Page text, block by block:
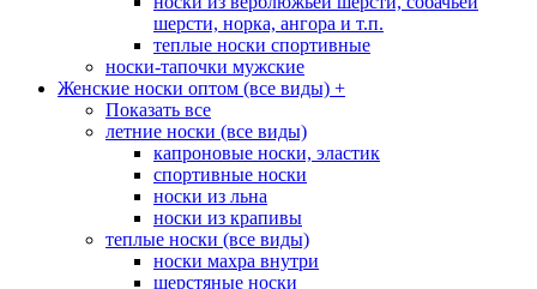
шерсти, норка, ангора и т.п.
теплые носки спортивные
носки-тапочки мужские
Женские носки оптом (все виды) +
Показать все
летние носки (все виды)
капроновые носки, эластик
спортивные носки
носки из льна
носки из крапивы
теплые носки (все виды)
носки махра внутри
шерстяные носки